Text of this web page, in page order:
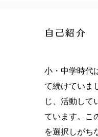
自己紹介
小・中学時代
て続けていま
じ、活動して
ています。こ
を選択しがち